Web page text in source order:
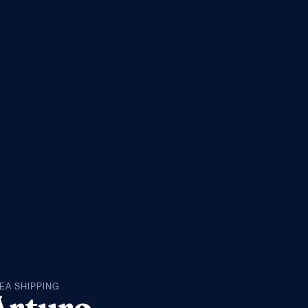
SHIPPING